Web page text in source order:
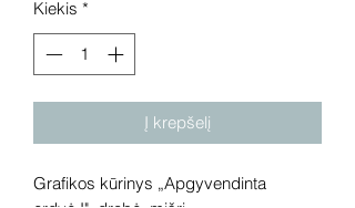
Kiekis *
Į krepšelį
Grafikos kūrinys „Apgyvendinta